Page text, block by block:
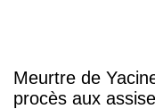
Meurtre de
procès aux